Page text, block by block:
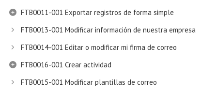
FTB0011-001 Exportar registros de forma simple
FTB0013-001 Modificar información de nuestra empresa
FTB0014-001 Editar o modificar mi firma de correo
FTB0016-001 Crear actividad
FTB0015-001 Modificar plantillas de correo